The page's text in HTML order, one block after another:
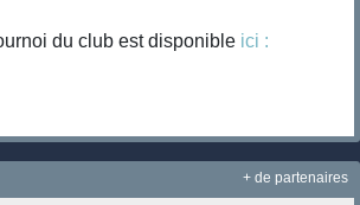
du club est disponible ici :
+ de partenaires